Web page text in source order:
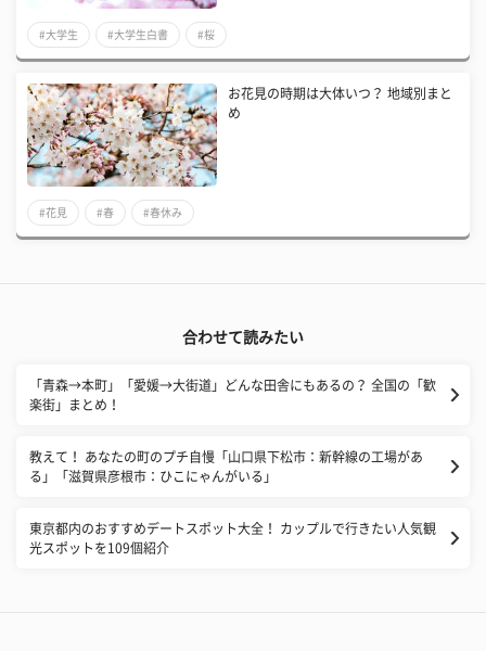
#大学生 #大学生白書 #桜
お花見の時期は大体いつ？ 地域別まと
め
#花見 #春 #春休み
合わせて読みたい
「青森→本町」「愛媛→大街道」どんな田舎にもあるの？ 全国の「歓
楽街」まとめ！
教えて！ あなたの町のプチ自慢「山口県下松市：新幹線の工場があ
る」「滋賀県彦根市：ひこにゃんがいる」
東京都内のおすすめデートスポット大全！ カップルで行きたい人気観
光スポットを109個紹介